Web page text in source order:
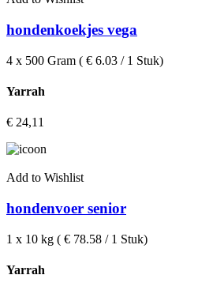
hondenkoekjes vega
4 x 500 Gram ( € 6.03 / 1 Stuk)
Yarrah
€ 24,11
Add to Wishlist
hondenvoer senior
1 x 10 kg ( € 78.58 / 1 Stuk)
Yarrah